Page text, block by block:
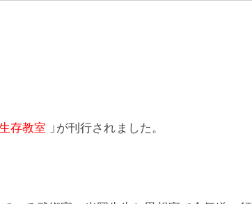
存教室 」が刊行されました。